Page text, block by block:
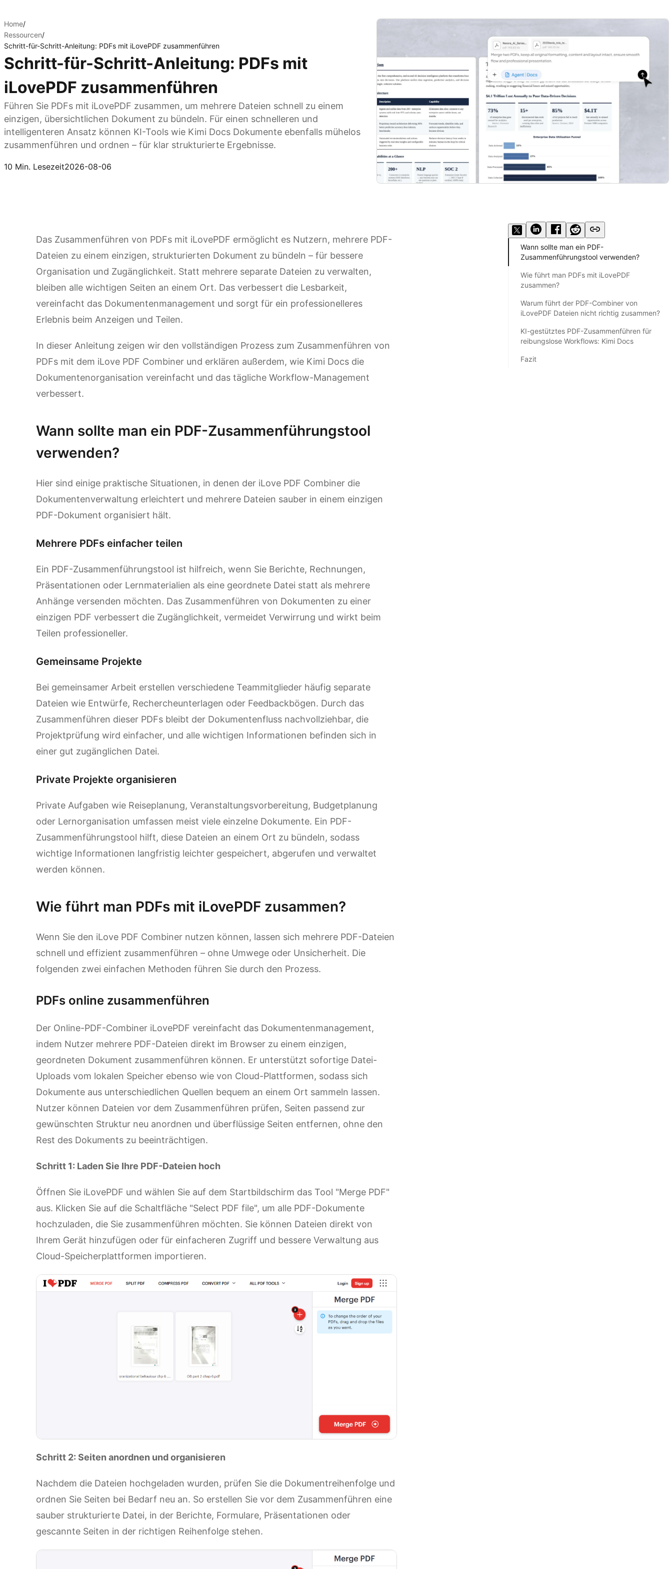
Home/
Ressourcen/
Schritt-für-Schritt-Anleitung: PDFs mit iLovePDF zusammenführen
Schritt-für-Schritt-Anleitung: PDFs mit
iLovePDF zusammenführen
Führen Sie PDFs mit iLovePDF zusammen, um mehrere Dateien schnell zu einem
einzigen, übersichtlichen Dokument zu bündeln. Für einen schnelleren und
intelligenteren Ansatz können KI-Tools wie Kimi Docs Dokumente ebenfalls mühelos
zusammenführen und ordnen – für klar strukturierte Ergebnisse.
10 Min. Lesezeit2026-08-06
Das Zusammenführen von PDFs mit iLovePDF ermöglicht es Nutzern, mehrere PDF-
Dateien zu einem einzigen, strukturierten Dokument zu bündeln – für bessere
Organisation und Zugänglichkeit. Statt mehrere separate Dateien zu verwalten,
bleiben alle wichtigen Seiten an einem Ort. Das verbessert die Lesbarkeit,
vereinfacht das Dokumentenmanagement und sorgt für ein professionelleres
Erlebnis beim Anzeigen und Teilen.
In dieser Anleitung zeigen wir den vollständigen Prozess zum Zusammenführen von
PDFs mit dem iLove PDF Combiner und erklären außerdem, wie Kimi Docs die
Dokumentenorganisation vereinfacht und das tägliche Workflow-Management
verbessert.
Wann sollte man ein PDF-Zusammenführungstool
verwenden?
Hier sind einige praktische Situationen, in denen der iLove PDF Combiner die
Dokumentenverwaltung erleichtert und mehrere Dateien sauber in einem einzigen
PDF-Dokument organisiert hält.
Mehrere PDFs einfacher teilen
Ein PDF-Zusammenführungstool ist hilfreich, wenn Sie Berichte, Rechnungen,
Präsentationen oder Lernmaterialien als eine geordnete Datei statt als mehrere
Anhänge versenden möchten. Das Zusammenführen von Dokumenten zu einer
einzigen PDF verbessert die Zugänglichkeit, vermeidet Verwirrung und wirkt beim
Teilen professioneller.
Gemeinsame Projekte
Bei gemeinsamer Arbeit erstellen verschiedene Teammitglieder häufig separate
Dateien wie Entwürfe, Rechercheunterlagen oder Feedbackbögen. Durch das
Zusammenführen dieser PDFs bleibt der Dokumentenfluss nachvollziehbar, die
Projektprüfung wird einfacher, und alle wichtigen Informationen befinden sich in
einer gut zugänglichen Datei.
Private Projekte organisieren
Private Aufgaben wie Reiseplanung, Veranstaltungsvorbereitung, Budgetplanung
oder Lernorganisation umfassen meist viele einzelne Dokumente. Ein PDF-
Zusammenführungstool hilft, diese Dateien an einem Ort zu bündeln, sodass
wichtige Informationen langfristig leichter gespeichert, abgerufen und verwaltet
werden können.
Wie führt man PDFs mit iLovePDF zusammen?
Wenn Sie den iLove PDF Combiner nutzen können, lassen sich mehrere PDF-Dateien
schnell und effizient zusammenführen – ohne Umwege oder Unsicherheit. Die
folgenden zwei einfachen Methoden führen Sie durch den Prozess.
PDFs online zusammenführen
Der Online-PDF-Combiner iLovePDF vereinfacht das Dokumentenmanagement,
indem Nutzer mehrere PDF-Dateien direkt im Browser zu einem einzigen,
geordneten Dokument zusammenführen können. Er unterstützt sofortige Datei-
Uploads vom lokalen Speicher ebenso wie von Cloud-Plattformen, sodass sich
Dokumente aus unterschiedlichen Quellen bequem an einem Ort sammeln lassen.
Nutzer können Dateien vor dem Zusammenführen prüfen, Seiten passend zur
gewünschten Struktur neu anordnen und überflüssige Seiten entfernen, ohne den
Rest des Dokuments zu beeinträchtigen.
Schritt 1: Laden Sie Ihre PDF-Dateien hoch
Öffnen Sie iLovePDF und wählen Sie auf dem Startbildschirm das Tool "Merge PDF"
aus. Klicken Sie auf die Schaltfläche "Select PDF file", um alle PDF-Dokumente
hochzuladen, die Sie zusammenführen möchten. Sie können Dateien direkt von
Ihrem Gerät hinzufügen oder für einfacheren Zugriff und bessere Verwaltung aus
Cloud-Speicherplattformen importieren.
Schritt 2: Seiten anordnen und organisieren
Nachdem die Dateien hochgeladen wurden, prüfen Sie die Dokumentreihenfolge und
ordnen Sie Seiten bei Bedarf neu an. So erstellen Sie vor dem Zusammenführen eine
sauber strukturierte Datei, in der Berichte, Formulare, Präsentationen oder
gescannte Seiten in der richtigen Reihenfolge stehen.
Wann sollte man ein PDF-
Zusammenführungstool verwenden?
Wie führt man PDFs mit iLovePDF
zusammen?
Warum führt der PDF-Combiner von
iLovePDF Dateien nicht richtig zusammen?
KI-gestütztes PDF-Zusammenführen für
reibungslose Workflows: Kimi Docs
Fazit